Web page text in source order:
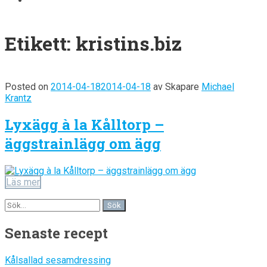
Etikett: kristins.biz
Posted on 2014-04-182014-04-18 av Skapare Michael
Krantz
Lyxägg à la Kålltorp –
äggstrainlägg om ägg
Läs mer
Senaste recept
Kålsallad sesamdressing